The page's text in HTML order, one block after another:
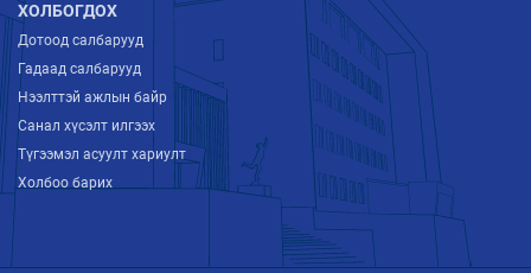
ХОЛБОГДОХ
Дотоод салбарууд
Гадаад салбарууд
Нээлттэй ажлын байр
Санал хүсэлт илгээх
Түгээмэл асуулт хариулт
Холбоо барих